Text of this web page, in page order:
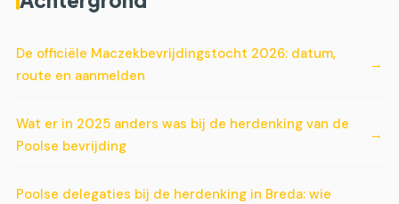
De officiële Maczekbevrijdingstocht 2026: datum,
route en aanmelden
Wat er in 2025 anders was bij de herdenking van de
Poolse bevrijding
Poolse delegaties bij de herdenking in Breda: wie